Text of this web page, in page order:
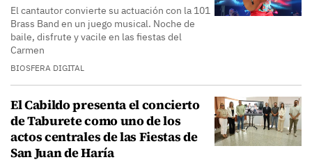
El cantautor convierte su actuación con la 101
Brass Band en un juego musical. Noche de
baile, disfrute y vacile en las fiestas del
Carmen
BIOSFERA DIGITAL
El Cabildo presenta el concierto
de Taburete como uno de los
actos centrales de las Fiestas de
San Juan de Haría